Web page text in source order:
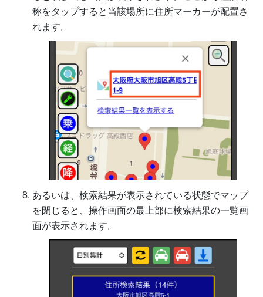
称をタップすると当該場所に住所マーカーが配置さ
れます。
あるいは、検索結果が表示されている状態でマップ
を閉じると、操作画面の最上部に検索結果の一覧画
面が表示されます。